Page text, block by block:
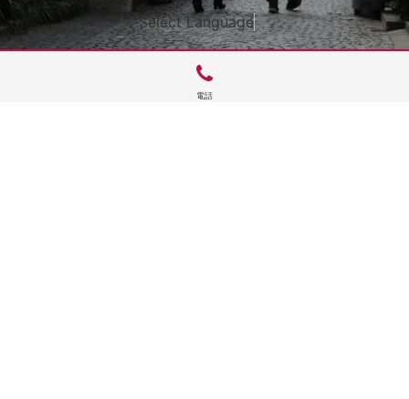
Select Language▼
電話